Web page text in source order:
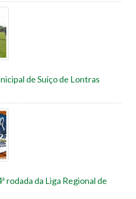
de Suíço de Lontras
rodada da Liga Regional de